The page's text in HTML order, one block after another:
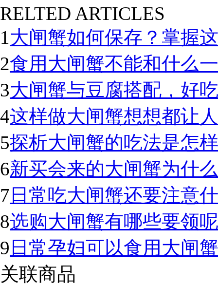
RELTED ARTICLES
1大闸蟹如何保存？掌握
2食用大闸蟹不能和什么
3大闸蟹与豆腐搭配，好
4这样做大闸蟹想想都让
5探析大闸蟹的吃法是怎
6新买会来的大闸蟹为什
7 日常吃大闸蟹还要注意
8选购大闸蟹有哪些要领
9 日常孕妇可以食用大闸
关联商品